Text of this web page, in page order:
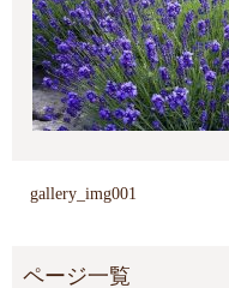
gallery_img001